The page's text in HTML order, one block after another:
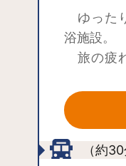
ゆった
浴施設。
旅の疲
館内では
ったお食
敷地内に
験施設「
（約30